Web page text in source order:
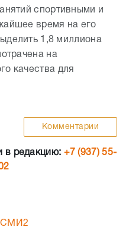
спортивными и
время на его
1,8 миллиона
на
качества для
Комментарии
в редакцию: +7 (937) 55-
СМИ2